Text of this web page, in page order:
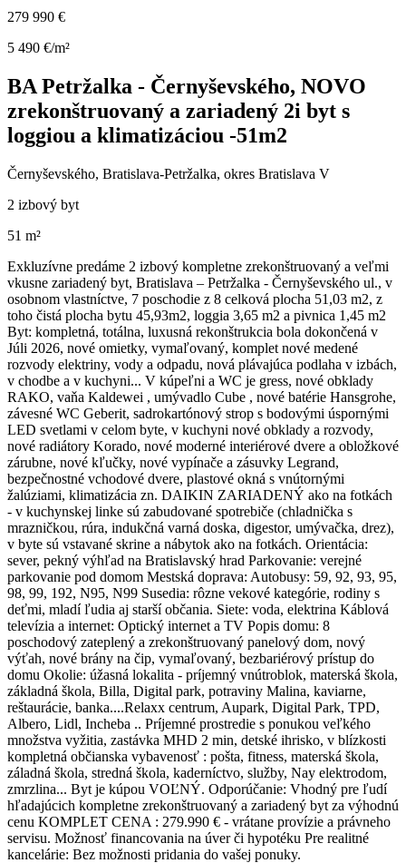
279 990 €
5 490 €/m²
BA Petržalka - Černyševského, NOVO
zrekonštruovaný a zariadený 2i byt s
loggiou a klimatizáciou -51m2
Černyševského, Bratislava-Petržalka, okres Bratislava V
2 izbový byt
51 m²
Exkluzívne predáme 2 izbový kompletne zrekonštruovaný a veľmi
vkusne zariadený byt, Bratislava – Petržalka - Černyševského ul., v
osobnom vlastníctve, 7 poschodie z 8 celková plocha 51,03 m2, z
toho čistá plocha bytu 45,93m2, loggia 3,65 m2 a pivnica 1,45 m2
Byt: kompletná, totálna, luxusná rekonštrukcia bola dokončená v
Júli 2026, nové omietky, vymaľovaný, komplet nové medené
rozvody elektriny, vody a odpadu, nová plávajúca podlaha v izbách,
v chodbe a v kuchyni... V kúpeľni a WC je gress, nové obklady
RAKO, vaňa Kaldewei , umývadlo Cube , nové batérie Hansgrohe,
závesné WC Geberit, sadrokartónový strop s bodovými úspornými
LED svetlami v celom byte, v kuchyni nové obklady a rozvody,
nové radiátory Korado, nové moderné interiérové dvere a obložkové
zárubne, nové kľučky, nové vypínače a zásuvky Legrand,
bezpečnostné vchodové dvere, plastové okná s vnútornými
žalúziami, klimatizácia zn. DAIKIN ZARIADENÝ ako na fotkách
- v kuchynskej linke sú zabudované spotrebiče (chladnička s
mrazničkou, rúra, indukčná varná doska, digestor, umývačka, drez),
v byte sú vstavané skrine a nábytok ako na fotkách. Orientácia:
sever, pekný výhľad na Bratislavský hrad Parkovanie: verejné
parkovanie pod domom Mestská doprava: Autobusy: 59, 92, 93, 95,
98, 99, 192, N95, N99 Susedia: rôzne vekové kategórie, rodiny s
deťmi, mladí ľudia aj starší občania. Siete: voda, elektrina Káblová
televízia a internet: Optický internet a TV Popis domu: 8
poschodový zateplený a zrekonštruovaný panelový dom, nový
výťah, nové brány na čip, vymaľovaný, bezbariérový prístup do
domu Okolie: úžasná lokalita - príjemný vnútroblok, materská škola,
základná škola, Billa, Digital park, potraviny Malina, kaviarne,
reštaurácie, banka....Relaxx centrum, Aupark, Digital Park, TPD,
Albero, Lidl, Incheba .. Príjemné prostredie s ponukou veľkého
množstva vyžitia, zastávka MHD 2 min, detské ihrisko, v blízkosti
kompletná občianska vybavenosť : pošta, fitness, materská škola,
záladná škola, stredná škola, kaderníctvo, služby, Nay elektrodom,
zmrzlina... Byt je kúpou VOĽNÝ. Odporúčanie: Vhodný pre ľudí
hľadajúcich kompletne zrekonštruovaný a zariadený byt za výhodnú
cenu KOMPLET CENA : 279.990 € - vrátane provízie a právneho
servisu. Možnosť financovania na úver či hypotéku Pre realitné
kancelárie: Bez možnosti pridania do vašej ponuky.